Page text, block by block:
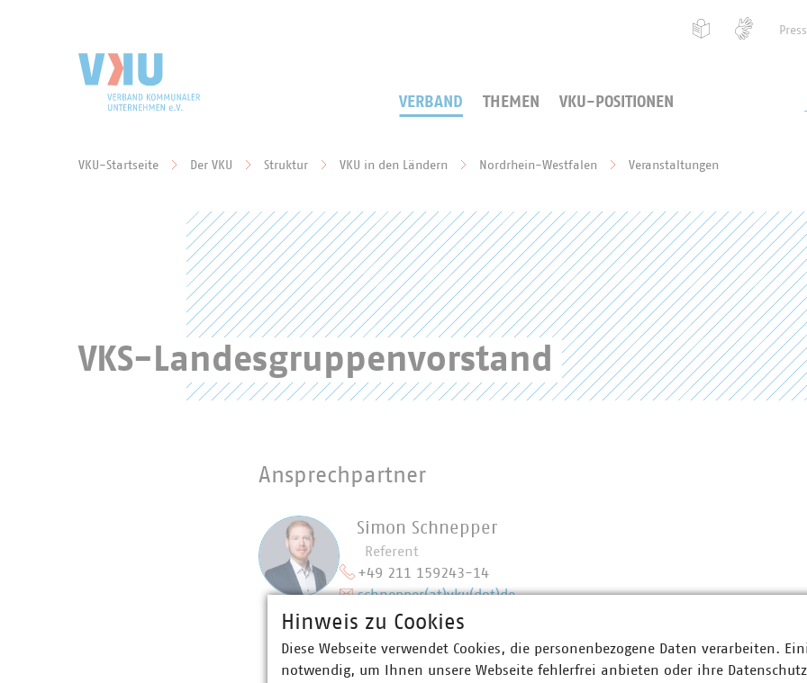
VERBAND THEMEN VKU-POSITIONEN
VKU-Startseite Der VKU Struktur VKU in den Ländern Nordrhein-Westfalen Veranstaltungen
VKS-Landesgruppenvorstand
Ansprechpartner
Simon Schnepper
Referent
+49 211 159243-14
schnepper(at)vku(dot)de
Hinweis zu Cookies
Diese Webseite verwendet Cookies, die personenbezogene Daten verarbeiten.
notwendig, um Ihnen unsere Webseite fehlerfrei anbieten oder ihre